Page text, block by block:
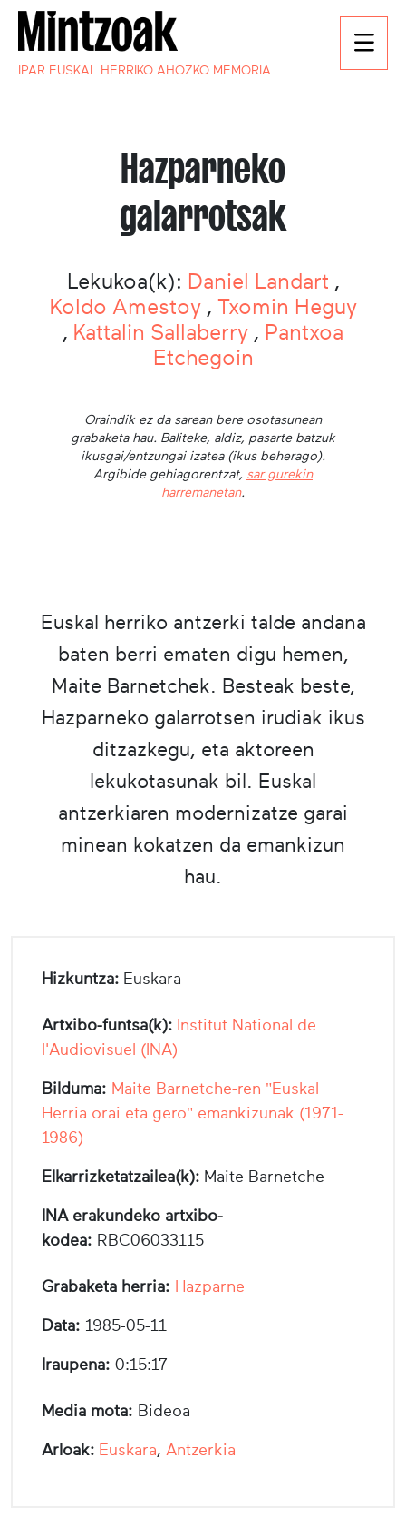
IPAR EUSKAL HERRIKO AHOZKO MEMORIA
Hazparneko
galarrotsak
Lekukoa(k): Daniel Landart ,
Koldo Amestoy , Txomin Heguy
, Kattalin Sallaberry , Pantxoa
Etchegoin
Oraindik ez da sarean bere osotasunean
grabaketa hau. Baliteke, aldiz, pasarte batzuk
ikusgai/entzungai izatea (ikus beherago).
Argibide gehiagorentzat, sar gurekin
harremanetan.
Euskal herriko antzerki talde andana
baten berri ematen digu hemen,
Maite Barnetchek. Besteak beste,
Hazparneko galarrotsen irudiak ikus
ditzazkegu, eta aktoreen
lekukotasunak bil. Euskal
antzerkiaren modernizatze garai
minean kokatzen da emankizun
hau.
Hizkuntza: Euskara
Artxibo-funtsa(k): Institut National de
l'Audiovisuel (INA)
Bilduma: Maite Barnetche-ren "Euskal
Herria orai eta gero" emankizunak (1971-
1986)
Elkarrizketatzailea(k): Maite Barnetche
INA erakundeko artxibo-
kodea: RBC06033115
Grabaketa herria: Hazparne
Data: 1985-05-11
Iraupena: 0:15:17
Media mota: Bideoa
Arloak: Euskara, Antzerkia